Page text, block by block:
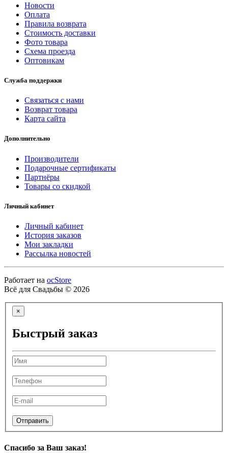
Новости
Оплата
Правила возврата
Стоимость доставки
Фото товара
Схема проезда
Оптовикам
Служба поддержки
Связаться с нами
Возврат товара
Карта сайта
Дополнительно
Производители
Подарочные сертификаты
Партнёры
Товары со скидкой
Личный кабинет
Личный кабинет
История заказов
Мои закладки
Рассылка новостей
Работает на ocStore
Всё для Свадьбы © 2026
×
Быстрый заказ
Отправить
Спасибо за Ваш заказ!